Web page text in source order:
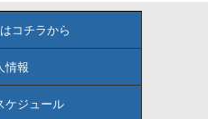
コチラから
情報
ケジュール